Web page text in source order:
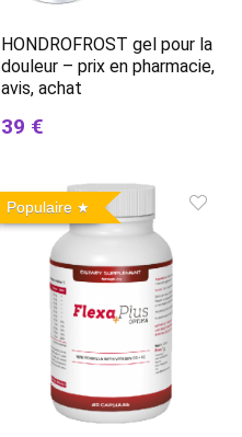
HONDROFROST gel pour la
douleur – prix en pharmacie,
avis, achat
39 €
Populaire